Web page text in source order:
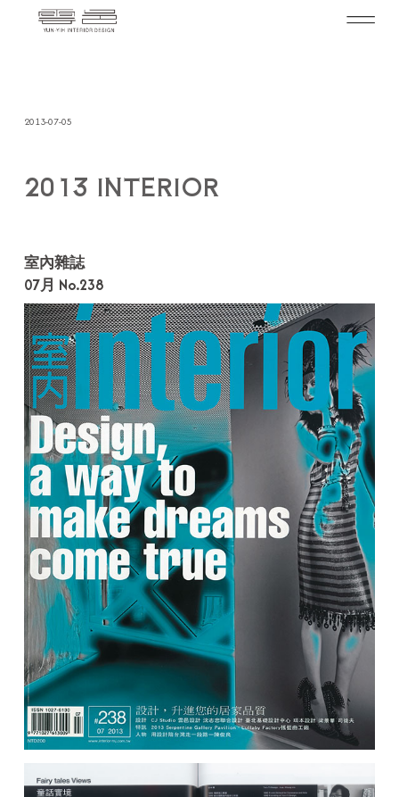
2013-07-05
2013 INTERIOR
室內雜誌
07月 No.238